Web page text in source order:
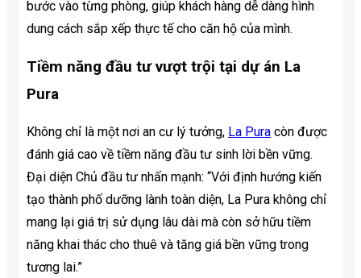
bước vào từng phòng, giúp khách hàng dễ dàng hình
dung cách sắp xếp thực tế cho căn hộ của mình.
Tiềm năng đầu tư vượt trội tại dự án La
Pura
Không chỉ là một nơi an cư lý tưởng, La Pura còn được
đánh giá cao về tiềm năng đầu tư sinh lời bền vững.
Đại diện Chủ đầu tư nhấn mạnh: “Với định hướng kiến
tạo thành phố dưỡng lành toàn diện, La Pura không chỉ
mang lại giá trị sử dụng lâu dài mà còn sở hữu tiềm
năng khai thác cho thuê và tăng giá bền vững trong
tương lai.”